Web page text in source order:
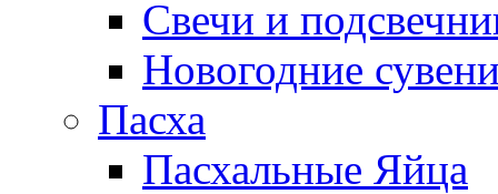
Свечи и
Новогодние
Пасха
Пасхальные Яйца